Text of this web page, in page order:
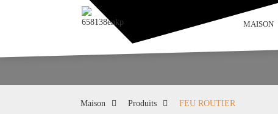
MAISON
Maison Produits FEU ROUTIER